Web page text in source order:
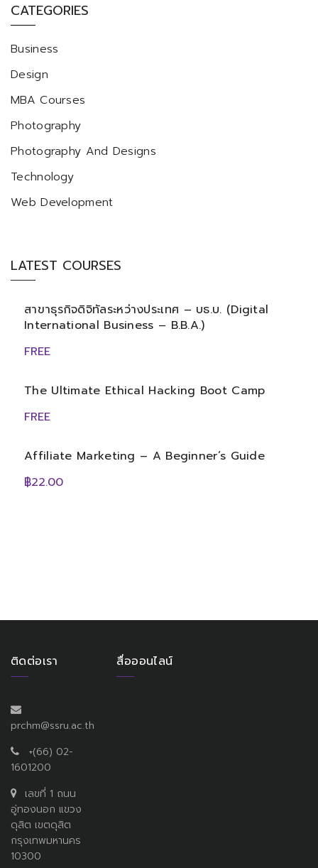
CATEGORIES
Business
Design
MBA Courses
Photography
Photography And Designs
Technology
Web Development
LATEST COURSES
สาขาธุรกิจดิจิทัลระหว่างประเทศ – บธ.บ. (Digital
International Business – B.B.A.)
FREE
The Ultimate Ethical Hacking Boot Camp
FREE
Affiliate Marketing – A Beginner’s Guide
฿22.00
ติดต่อเรา
prchm@ssru.ac.th
+(66) 02-
1601200
เลขที่ 1 ถนน
อู่ทองนอก แขวง
ดุสิต เขตดุสิต
กรุงเทพมหานคร
10300
สื่อออนไลน์